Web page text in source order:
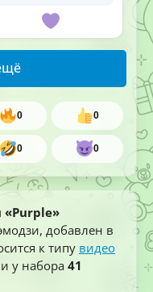
0 0
0 0
«Purple»
добавлен в
к типу видео
у набора 41